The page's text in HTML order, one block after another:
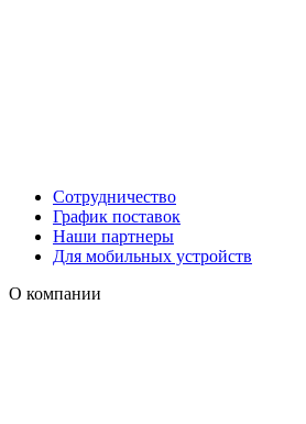
Сотрудничество
График поставок
Наши партнеры
Для мобильных устройств
О компании